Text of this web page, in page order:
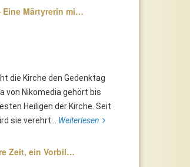
Eine Märtyrerin mi…
die Kirche den Gedenktag
von Nikomedia gehört bis
Heiligen der Kirche. Seit
sie verehrt... Weiterlesen
Zeit, ein Vorbil…